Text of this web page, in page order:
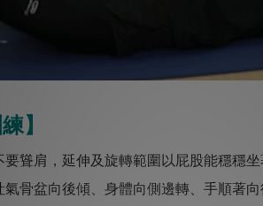
】
聳肩，延伸及旋轉範圍以屁股能穩穩坐
骨盆向後傾、身體向側邊轉、手順著